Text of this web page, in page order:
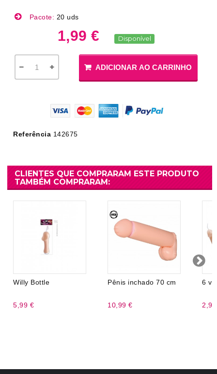
Pacote: 20 uds
1,99 € Disponível
ADICIONAR AO CARRINHO
Referência 142675
CLIENTES QUE COMPRARAM ESTE PRODUTO
TAMBÉM COMPRARAM:
Willy Bottle
5,99 €
Pênis inchado 70 cm
10,99 €
6